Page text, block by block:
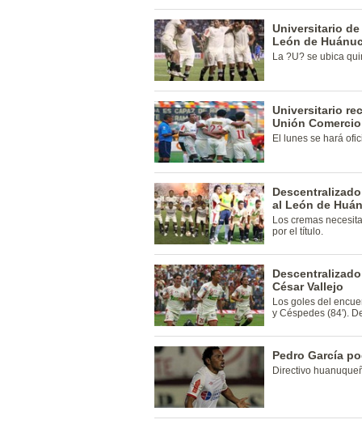
Universitario
León de
La ?U? se ubica
Universitario
Unión Comercio
El lunes se hará
al León de
Los cremas
por el título.
César Vallejo
Los goles del
y Céspedes (84').
Pedro García
Directivo